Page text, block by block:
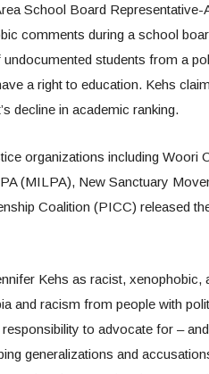
School Board Representative-
comments during a school
students from a
a right to education. Kehs
decline in academic ranking.
organizations including Woori
(MILPA), New Sanctuary
Coalition (PICC) released
Kehs as racist, xenophobic,
and racism from people with
to advocate for –
generalizations and